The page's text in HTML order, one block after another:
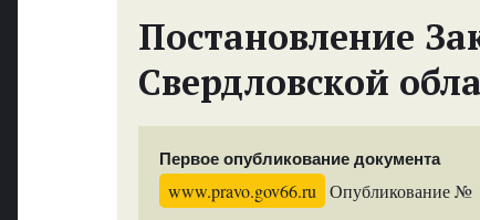
Постановление
Свердловской
Первое опубликование документа
www.pravo.gov66.ru Опубликование №